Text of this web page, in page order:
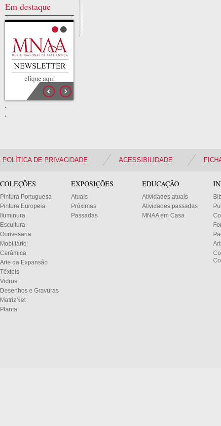
Em destaque
.
.
.
POLÍTICA DE PRIVACIDADE ACESSIBILIDADE
COLEÇÕES
Pintura Portuguesa
Pintura Europeia
Iluminura
Escultura
Ourivesaria
Mobiliário
Cerâmica
Arte da Expansão
Têxteis
Vidros
Desenhos e Gravuras
MatrizNet
Planta
EXPOSIÇÕES
Atuais
Próximas
Passadas
EDUCAÇÃO
Atividades atuais
Atividades passadas
MNAA em Casa